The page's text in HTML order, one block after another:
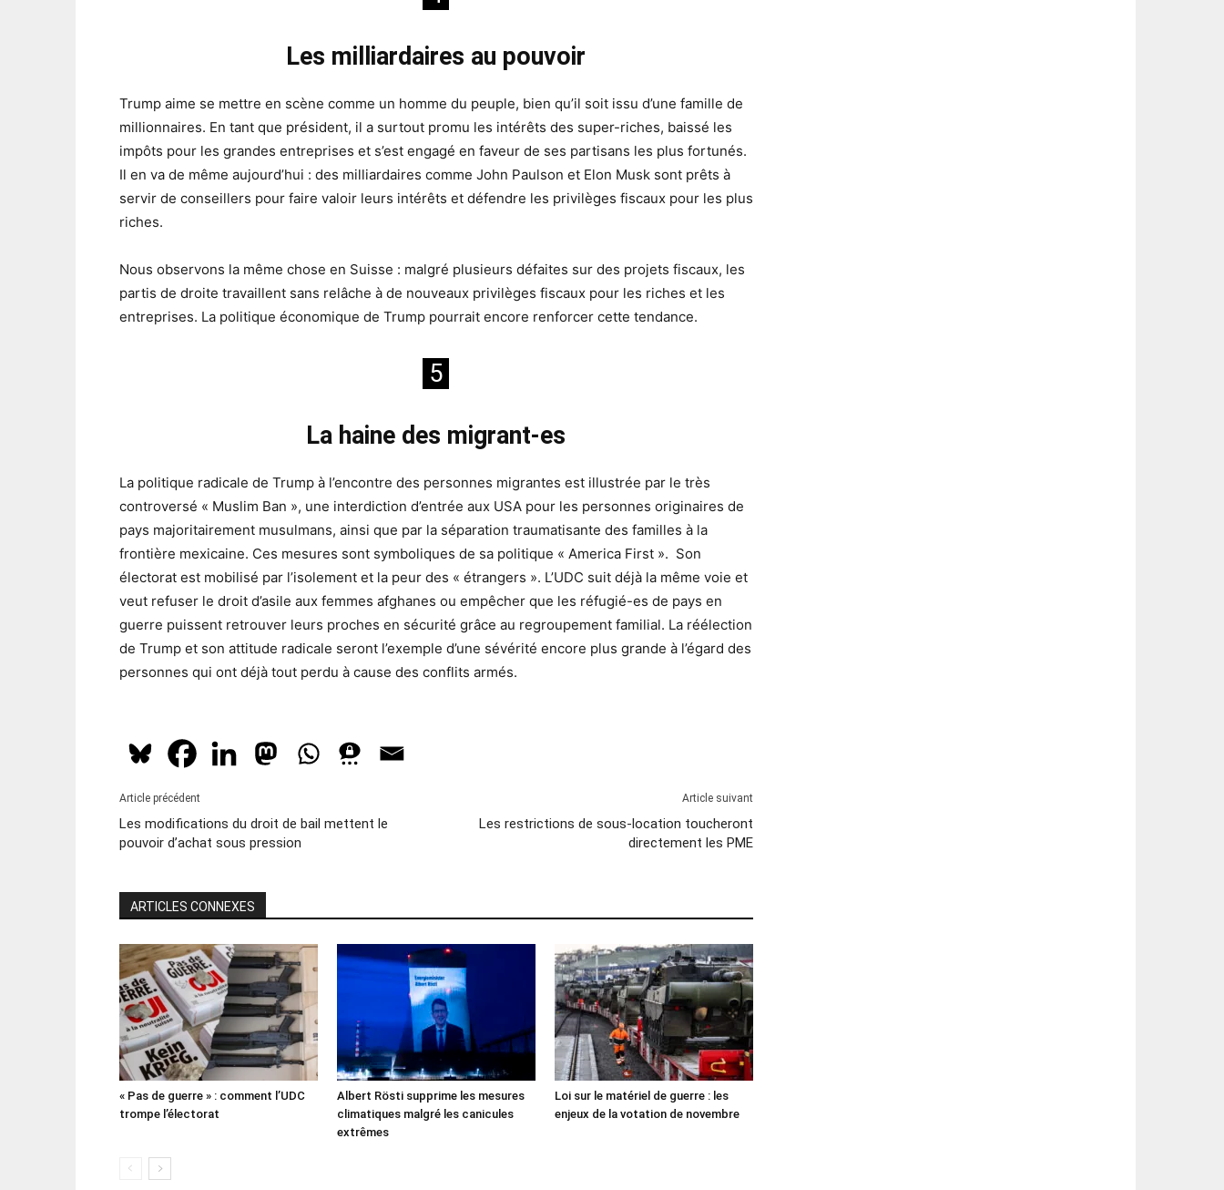
Les milliardaires au pouvoir
Trump aime se mettre en scène comme un homme du peuple, bien qu’il soit issu d’une famille de
millionnaires. En tant que président, il a surtout promu les intérêts des super-riches, baissé les
impôts pour les grandes entreprises et s’est engagé en faveur de ses partisans les plus fortunés.
Il en va de même aujourd’hui : des milliardaires comme John Paulson et Elon Musk sont prêts à
servir de conseillers pour faire valoir leurs intérêts et défendre les privilèges fiscaux pour les plus
riches.
Nous observons la même chose en Suisse : malgré plusieurs défaites sur des projets fiscaux, les
partis de droite travaillent sans relâche à de nouveaux privilèges fiscaux pour les riches et les
entreprises. La politique économique de Trump pourrait encore renforcer cette tendance.
5
La haine des migrant-es
La politique radicale de Trump à l’encontre des personnes migrantes est illustrée par le très
controversé « Muslim Ban », une interdiction d’entrée aux USA pour les personnes originaires de
pays majoritairement musulmans, ainsi que par la séparation traumatisante des familles à la
frontière mexicaine. Ces mesures sont symboliques de sa politique « America First ». Son
électorat est mobilisé par l’isolement et la peur des « étrangers ». L’UDC suit déjà la même voie et
veut refuser le droit d’asile aux femmes afghanes ou empêcher que les réfugié-es de pays en
guerre puissent retrouver leurs proches en sécurité grâce au regroupement familial. La réélection
de Trump et son attitude radicale seront l’exemple d’une sévérité encore plus grande à l’égard des
personnes qui ont déjà tout perdu à cause des conflits armés.
Article précédent
Les modifications du droit de bail mettent le
pouvoir d’achat sous pression
Article suivant
Les restrictions de sous-location toucheront
directement les PME
ARTICLES CONNEXES
« Pas de guerre » : comment l’UDC
trompe l’électorat
Albert Rösti supprime les mesures
climatiques malgré les canicules
extrêmes
Loi sur le matériel de guerre : les
enjeux de la votation de novembre